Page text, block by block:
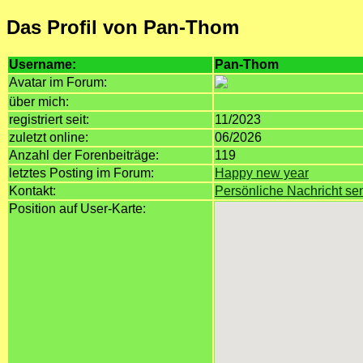
Das Profil von Pan-Thom
Username:
Pan-Thom
Avatar im Forum:
über mich:
registriert seit:
11/2023
zuletzt online:
06/2026
Anzahl der Forenbeiträge:
119
letztes Posting im Forum:
Happy new year
Kontakt:
Persönliche Nachricht
Position auf User-Karte: